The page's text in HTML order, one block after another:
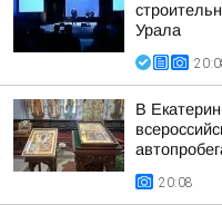
Урала
В
20:08